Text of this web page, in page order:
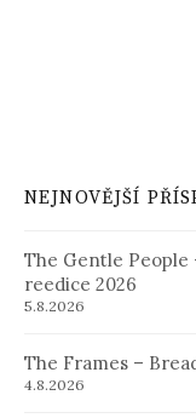
NEJNOVĚJŠÍ
The Gentle People
reedice 2026
5.8.2026
The Frames –
4.8.2026